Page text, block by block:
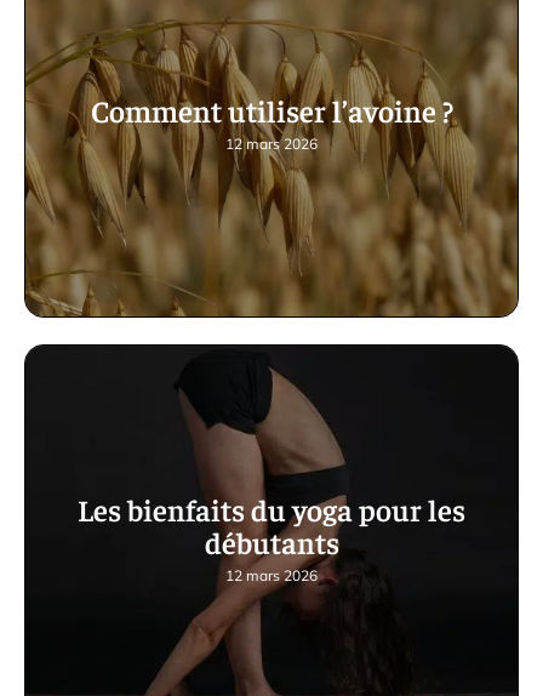
Comment utiliser l’avoine ?
12 mars 2026
Les bienfaits du yoga pour les
débutants
12 mars 2026